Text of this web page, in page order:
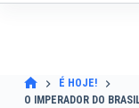
É HOJE!
O IMPERADOR DO